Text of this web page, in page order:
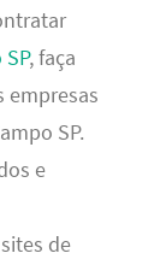
, faça
empresas
SP.
e
de